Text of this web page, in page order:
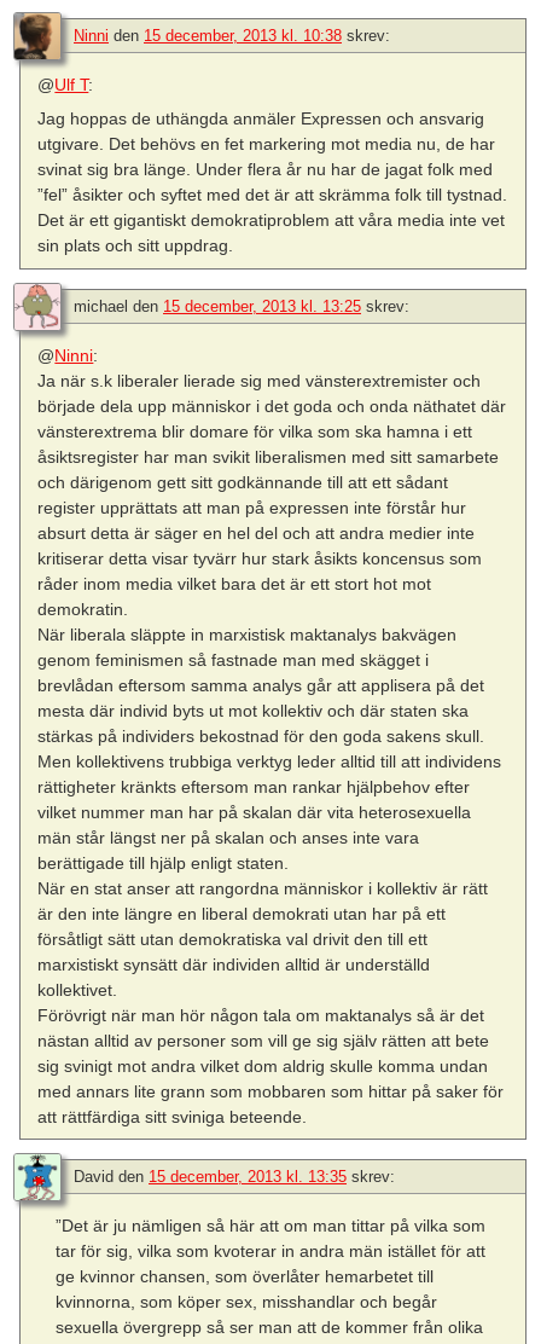
Ninni den 15 december, 2013 kl. 10:38 skrev:
@Ulf T:
Jag hoppas de uthängda anmäler Expressen och ansvarig
utgivare. Det behövs en fet markering mot media nu, de har
svinat sig bra länge. Under flera år nu har de jagat folk med
”fel” åsikter och syftet med det är att skrämma folk till tystnad.
Det är ett gigantiskt demokratiproblem att våra media inte vet
sin plats och sitt uppdrag.
michael den 15 december, 2013 kl. 13:25 skrev:
@Ninni:
Ja när s.k liberaler lierade sig med vänsterextremister och
började dela upp människor i det goda och onda näthatet där
vänsterextrema blir domare för vilka som ska hamna i ett
åsiktsregister har man svikit liberalismen med sitt samarbete
och därigenom gett sitt godkännande till att ett sådant
register upprättats att man på expressen inte förstår hur
absurt detta är säger en hel del och att andra medier inte
kritiserar detta visar tyvärr hur stark åsikts koncensus som
råder inom media vilket bara det är ett stort hot mot
demokratin.
När liberala släppte in marxistisk maktanalys bakvägen
genom feminismen så fastnade man med skägget i
brevlådan eftersom samma analys går att applisera på det
mesta där individ byts ut mot kollektiv och där staten ska
stärkas på individers bekostnad för den goda sakens skull.
Men kollektivens trubbiga verktyg leder alltid till att individens
rättigheter kränkts eftersom man rankar hjälpbehov efter
vilket nummer man har på skalan där vita heterosexuella
män står längst ner på skalan och anses inte vara
berättigade till hjälp enligt staten.
När en stat anser att rangordna människor i kollektiv är rätt
är den inte längre en liberal demokrati utan har på ett
försåtligt sätt utan demokratiska val drivit den till ett
marxistiskt synsätt där individen alltid är underställd
kollektivet.
Förövrigt när man hör någon tala om maktanalys så är det
nästan alltid av personer som vill ge sig själv rätten att bete
sig svinigt mot andra vilket dom aldrig skulle komma undan
med annars lite grann som mobbaren som hittar på saker för
att rättfärdiga sitt sviniga beteende.
David den 15 december, 2013 kl. 13:35 skrev:
”Det är ju nämligen så här att om man tittar på vilka som
tar för sig, vilka som kvoterar in andra män istället för att
ge kvinnor chansen, som överlåter hemarbetet till
kvinnorna, som köper sex, misshandlar och begår
sexuella övergrepp så ser man att de kommer från olika